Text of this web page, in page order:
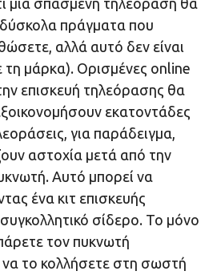
μια σπασμένη τηλεόραση θα
δύσκολα πράγματα που
αλλά αυτό δεν είναι
τη μάρκα). Ορισμένες online
επισκευή τηλεόρασης θα
εκατοντάδες
για παράδειγμα,
αστοχία μετά από την
Αυτό μπορεί να
ένα κιτ επισκευής
σίδερο. Το μόνο
τον πυκνωτή
να το κολλήσετε στη σωστή